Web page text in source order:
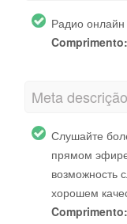
Радио
Comprimento:
Meta descrição
Слушайте
прямом
возможность
хорошем
Comprimento: